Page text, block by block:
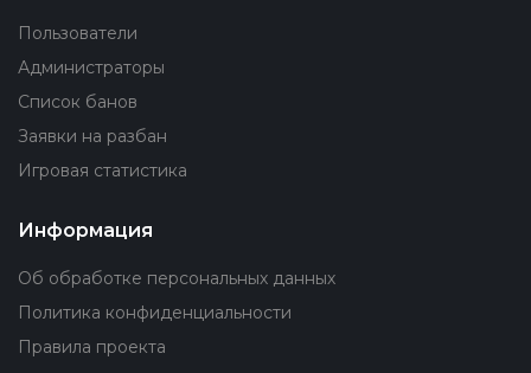
Пользователи
Администраторы
Список банов
Заявки на разбан
Игровая статистика
Информация
Об обработке персональных данных
Политика конфиденциальности
Правила проекта